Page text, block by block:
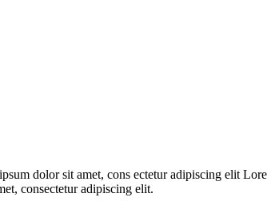
dolor sit amet, cons ectetur adipiscing elit
consectetur adipiscing elit.